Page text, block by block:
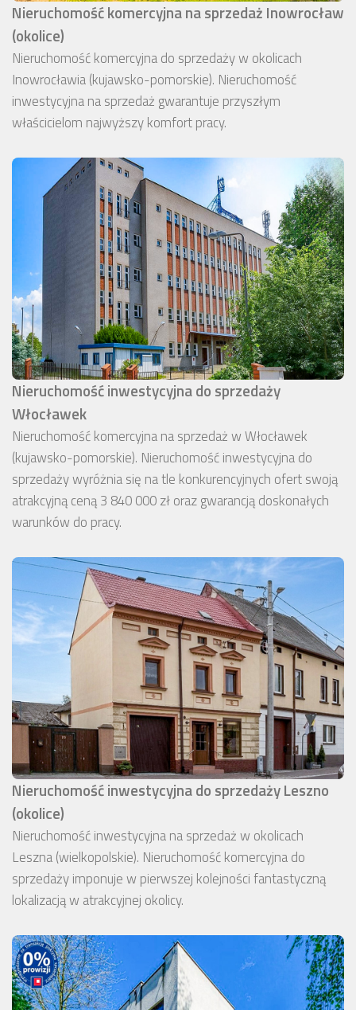
Nieruchomość komercyjna na sprzedaż Inowrocław
(okolice)
Nieruchomość komercyjna do sprzedaży w okolicach
Inowrocławia (kujawsko-pomorskie). Nieruchomość
inwestycyjna na sprzedaż gwarantuje przyszłym
właścicielom najwyższy komfort pracy.
Nieruchomość inwestycyjna do sprzedaży
Włocławek
Nieruchomość komercyjna na sprzedaż w Włocławek
(kujawsko-pomorskie). Nieruchomość inwestycyjna do
sprzedaży wyróżnia się na tle konkurencyjnych ofert swoją
atrakcyjną ceną 3 840 000 zł oraz gwarancją doskonałych
warunków do pracy.
Nieruchomość inwestycyjna do sprzedaży Leszno
(okolice)
Nieruchomość inwestycyjna na sprzedaż w okolicach
Leszna (wielkopolskie). Nieruchomość komercyjna do
sprzedaży imponuje w pierwszej kolejności fantastyczną
lokalizacją w atrakcyjnej okolicy.